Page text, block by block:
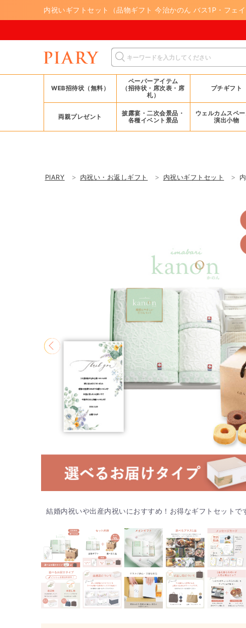
内祝いギフトセット（品物ギフト 今治かのん バス1P・フェ
8/17(月)
WEB招待状（無料）
ペーパーアイテム
（招待状・席次表・席
札）
プチギフト
両親プレゼント
披露宴・二次会景品・
各種イベント景品
ウェルカムスペー
演出小物
PIARY 内祝い・お返しギフト 内祝いギフトセット
結婚内祝いや出産内祝いにおすすめ！お得なギフトセットで